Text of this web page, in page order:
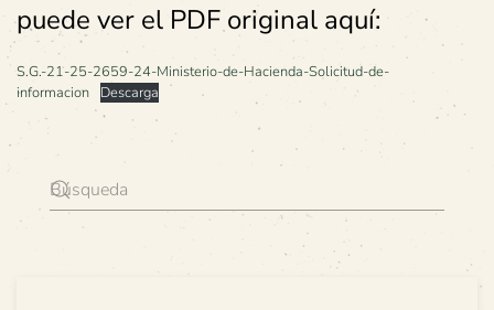
puede ver el PDF original aquí:
S.G.-21-25-2659-24-Ministerio-de-Hacienda-Solicitud-de-
informacion
Descarga